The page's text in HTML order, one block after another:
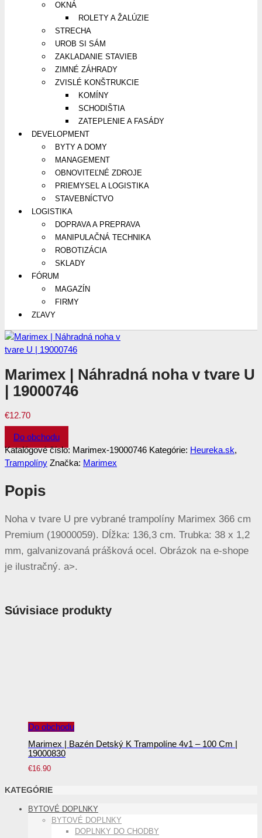
OKNÁ
ROLETY A ŽALÚZIE
STRECHA
UROB SI SÁM
ZAKLADANIE STAVIEB
ZIMNÉ ZÁHRADY
ZVISLÉ KONŠTRUKCIE
KOMÍNY
SCHODIŠTIA
ZATEPLENIE A FASÁDY
DEVELOPMENT
BYTY A DOMY
MANAGEMENT
OBNOVITEĽNÉ ZDROJE
PRIEMYSEL A LOGISTIKA
STAVEBNÍCTVO
LOGISTIKA
DOPRAVA A PREPRAVA
MANIPULAČNÁ TECHNIKA
ROBOTIZÁCIA
SKLADY
FÓRUM
MAGAZÍN
FIRMY
ZĽAVY
Marimex | Náhradná noha v tvare U
| 19000746
€12.70
Do obchodu
Katalógové číslo: Marimex-19000746 Kategórie: Heureka.sk,
Trampolíny Značka: Marimex
Popis
Noha v tvare U pre vybrané trampolíny Marimex 366 cm
Premium (19000059). Dĺžka: 136,3 cm. Trubka: 38 x 1,2
mm, galvanizovaná prášková ocel. Obrázok na e-shope
je ilustračný. a>.
Súvisiace produkty
Do obchodu
Marimex | Bazén Detský K Trampolíne 4v1 – 100 Cm |
19000830
€16.90
KATEGÓRIE
BYTOVÉ DOPLNKY
BYTOVÉ DOPLNKY
DOPLNKY DO CHODBY